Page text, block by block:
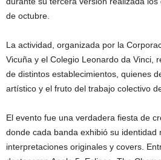
de octubre.
La actividad, organizada por la
Vicuña y el Colegio Leonardo da Vinci,
de distintos establecimientos, quienes
artístico y el fruto del trabajo colectivo
El evento fue una verdadera fiesta de
donde cada banda exhibió su identidad
interpretaciones originales y covers.